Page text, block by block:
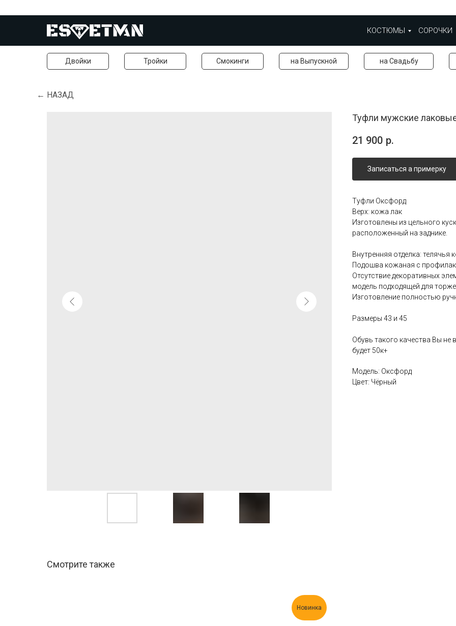
КОСТЮМЫ СОРОЧКИ
Двойки Тройки Смокинги на Выпускной на Свадьбу
← НАЗАД
Туфли мужские
21 900 р.
Записаться а примерку
Туфли Оксфорд
Верх: кожа лак
Изготовлены из цельного
расположенный на заднике.
Внутренняя отделка: телячья
Подошва кожаная с
Отсутствие декоративных
модель подходящей для
Изготовление полностью
Размеры 43 и 45
Обувь такого качества Вы не
будет 50к+
Модель: Оксфорд
Цвет: Чёрный
Смотрите также
Новинка